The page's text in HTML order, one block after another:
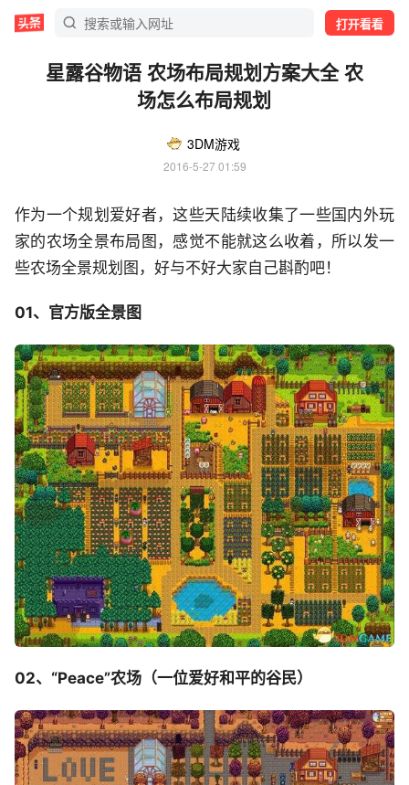
打开看看
星露谷物语 农场布局规划方案大全 农
场怎么布局规划
3DM游戏
2016-5-27 01:59
作为一个规划爱好者，这些天陆续收集了一些国内外玩
家的农场全景布局图，感觉不能就这么收着，所以发一
些农场全景规划图，好与不好大家自己斟酌吧！
01、官方版全景图
02、“Peace”农场（一位爱好和平的谷民）